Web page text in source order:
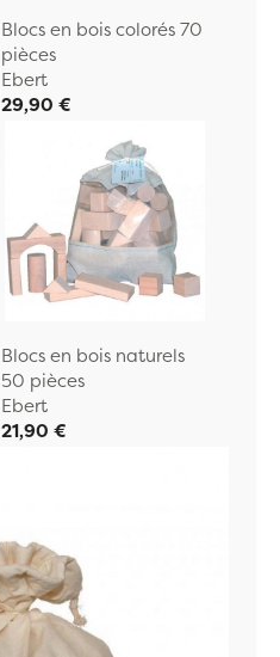
Blocs en bois colorés 70
pièces
Ebert
29,90 €
Blocs en bois naturels
50 pièces
Ebert
21,90 €